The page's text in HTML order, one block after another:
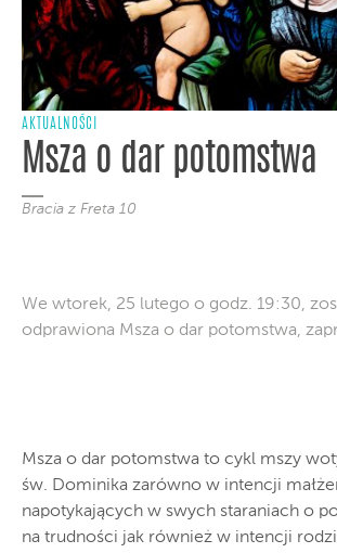
AKTUALNOŚCI
Msza o dar potomstwa
Bracia z Freta 10
We wtorek, 25 lutego o godz. 19:30,
odprawiona Msza o dar potomstwa,
Msza o dar potomstwa to cykl mszy
św. Dominika zarówno w intencji
napotykających w swych staraniach o
na trudności jak również w intencji